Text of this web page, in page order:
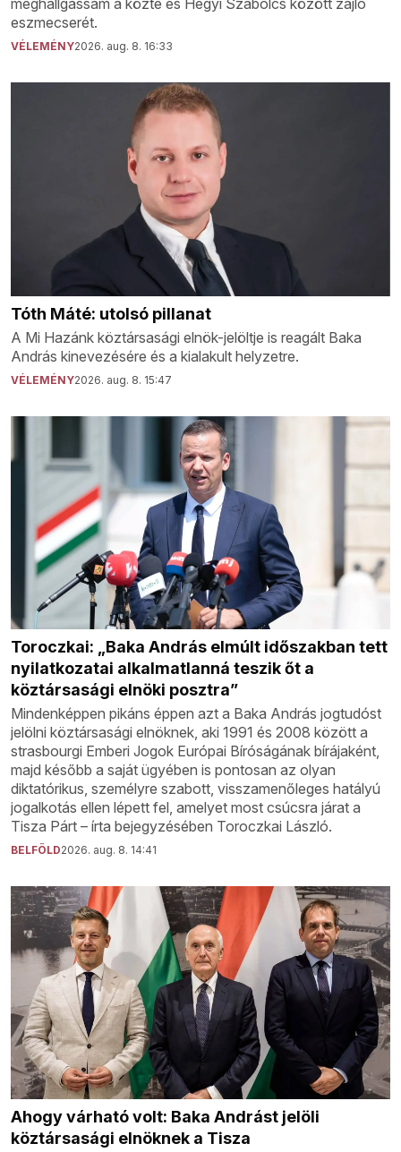
meghallgassam a közte és Hegyi Szabolcs között zajló
eszmecserét.
VÉLEMÉNY2026. aug. 8. 16:33
Tóth Máté: utolsó pillanat
A Mi Hazánk köztársasági elnök-jelöltje is reagált Baka
András kinevezésére és a kialakult helyzetre.
VÉLEMÉNY2026. aug. 8. 15:47
Toroczkai: „Baka András elmúlt időszakban tett
nyilatkozatai alkalmatlanná teszik őt a
köztársasági elnöki posztra”
Mindenképpen pikáns éppen azt a Baka András jogtudóst
jelölni köztársasági elnöknek, aki 1991 és 2008 között a
strasbourgi Emberi Jogok Európai Bíróságának bírájaként,
majd később a saját ügyében is pontosan az olyan
diktatórikus, személyre szabott, visszamenőleges hatályú
jogalkotás ellen lépett fel, amelyet most csúcsra járat a
Tisza Párt – írta bejegyzésében Toroczkai László.
BELFÖLD2026. aug. 8. 14:41
Ahogy várható volt: Baka Andrást jelöli
köztársasági elnöknek a Tisza